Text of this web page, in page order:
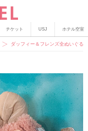
チケット USJ ホテル空室
ダッフィー＆フレンズ全ぬいぐる